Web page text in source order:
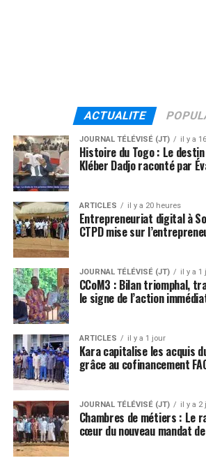
ACTUALITE
JOURNAL TÉLÉVISÉ (JT) il y a
Histoire du Togo : Le
Kléber Dadjo raconté par
ARTICLES il y a 20 heures
Entrepreneuriat digital à
CTPD mise sur
JOURNAL TÉLÉVISÉ (JT) il y a 1
CCoM3 : Bilan triomphal,
le signe de l’action
ARTICLES il y a 1 jour
Kara capitalise les acquis
grâce au cofinancement
JOURNAL TÉLÉVISÉ (JT) il y a 2
Chambres de métiers : Le
cœur du nouveau mandat de